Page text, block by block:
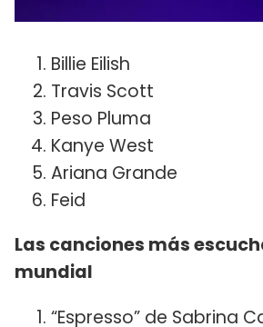
Billie Eilish
Travis Scott
Peso Pluma
Kanye West
Ariana Grande
Feid
Las canciones más
mundial
“Espresso” de Sabrina